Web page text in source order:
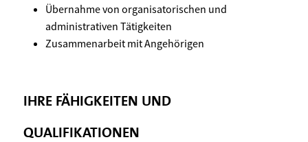
Übernahme von organisatorischen und
administrativen Tätigkeiten
Zusammenarbeit mit Angehörigen
IHRE FÄHIGKEITEN UND
QUALIFIKATIONEN